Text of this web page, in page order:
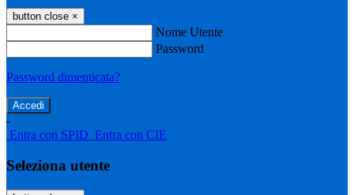
button close ×
Nome Utente
Password
Password dimenticata?
-
Entra con SPID Entra con CIE
Seleziona utente